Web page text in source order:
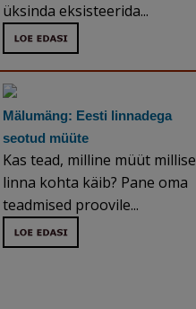
üksinda eksisteerida...
Mälumäng: Eesti linnadega
seotud müüte
Kas tead, milline müüt millise
linna kohta käib? Pane oma
teadmised proovile...